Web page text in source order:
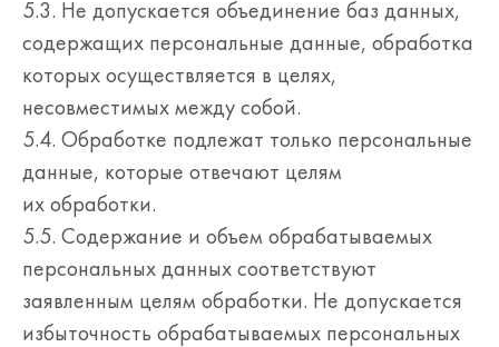
5.3. Не допускается объединение баз данных,
содержащих персональные данные, обработка
которых осуществляется в целях,
несовместимых между собой.
5.4. Обработке подлежат только персональные
данные, которые отвечают целям
их обработки.
5.5. Содержание и объем обрабатываемых
персональных данных соответствуют
заявленным целям обработки. Не допускается
избыточность обрабатываемых персональных